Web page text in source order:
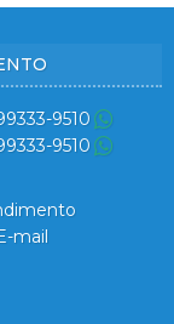
9510
9510
mail